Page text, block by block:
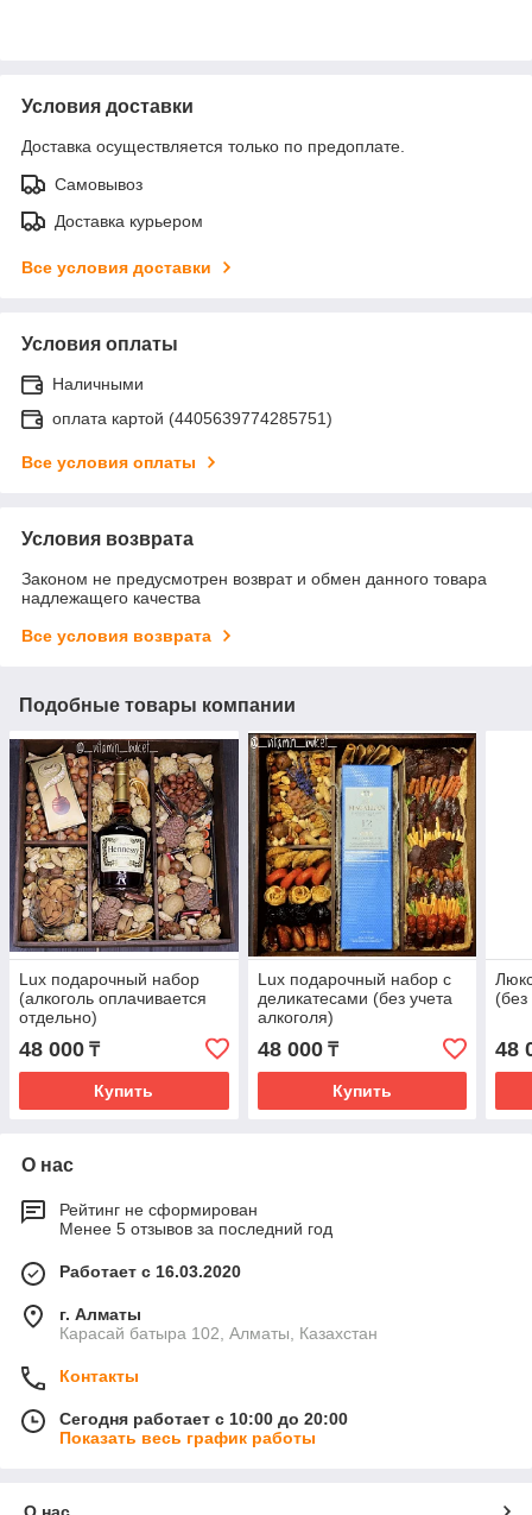
Условия доставки
Доставка осуществляется только по предоплате.
Самовывоз
Доставка курьером
Все условия доставки
Условия оплаты
Наличными
оплата картой (4405639774285751)
Все условия оплаты
Условия возврата
Законом не предусмотрен возврат и обмен данного товара
надлежащего качества
Все условия возврата
Подобные товары компании
Lux подарочный набор
(алкоголь оплачивается
отдельно)
48 000 ₸
Купить
Lux подарочный набор с
деликатесами (без учета
алкоголя)
48 000₸
Купить
(без
48
О нас
Рейтинг не сформирован
Менее 5 отзывов за последний год
Работает с 16.03.2020
г. Алматы
Карасай батыра 102, Алматы, Казахстан
Контакты
Сегодня работает с 10:00 до 20:00
Показать весь график работы